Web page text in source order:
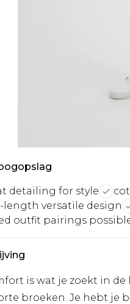
detailing for style
length versatile design
outfit pairings
is wat je zoekt in
broeken. Je hebt je